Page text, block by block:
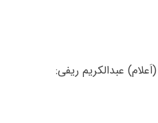
عبدالکریم اسم پسرانه است، معنی عبدالکریم: (عربی) ۱- بندهی خدای بزرگوار؛ ۲- (اَعلام) عبدالکریم ریفی: